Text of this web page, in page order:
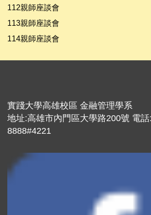
112親師座談會
113親師座談會
114親師座談會
實踐大學高雄校區 金融管理學系
地址:高雄市內門區大學路200號 電
8888#4221